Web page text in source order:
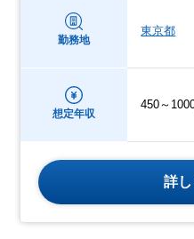
勤務地
東京都
想定年収
450～
詳